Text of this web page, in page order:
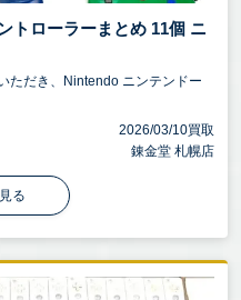
ローラーまとめ 11個 ニ
ただき、Nintendo ニンテンドー
2026/03/10買取
錬金堂 札幌店
る